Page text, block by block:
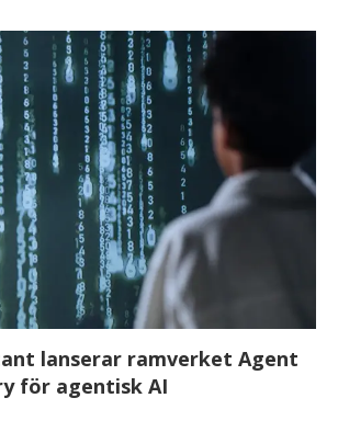
lanserar ramverket Agent
för agentisk AI